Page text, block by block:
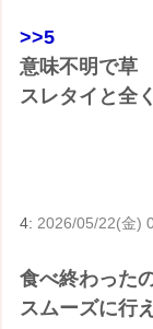
>>5
意味不明で草
スレタイと全
4:2026/05/22(金)
食べ終わった
スムーズに行